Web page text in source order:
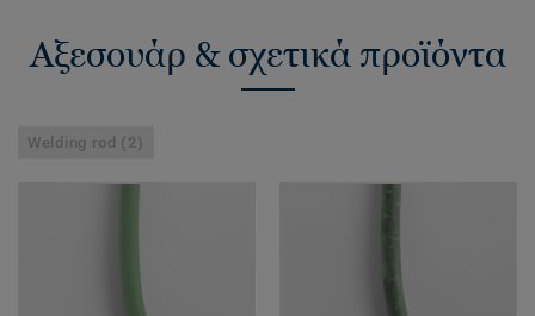
Αξεσουάρ & σχετικά προϊόντα
Welding rod (2)